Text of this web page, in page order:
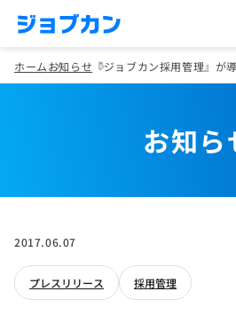
ホームお知らせ 『ジョブカン採用管理』が
お知ら
2017.06.07
プレスリリース 採用管理